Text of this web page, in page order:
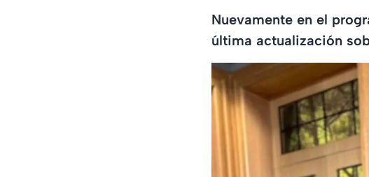
Nuevamente en el
última actualización